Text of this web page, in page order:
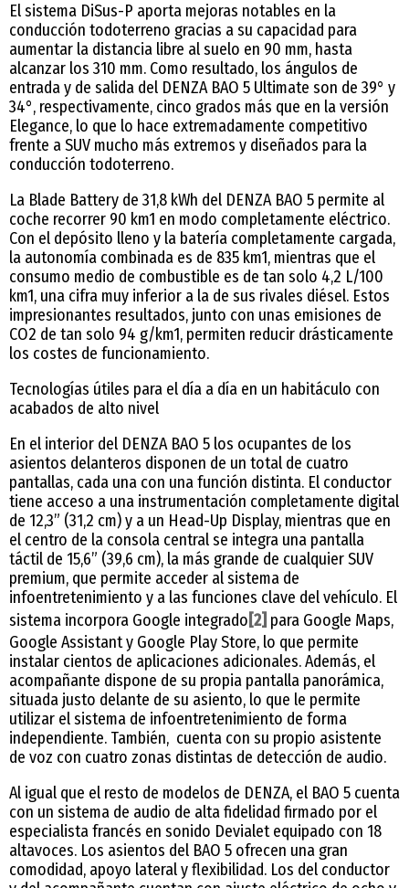
El sistema DiSus-P aporta mejoras notables en la
conducción todoterreno gracias a su capacidad para
aumentar la distancia libre al suelo en 90 mm, hasta
alcanzar los 310 mm. Como resultado, los ángulos de
entrada y de salida del DENZA BAO 5 Ultimate son de 39° y
34°, respectivamente, cinco grados más que en la versión
Elegance, lo que lo hace extremadamente competitivo
frente a SUV mucho más extremos y diseñados para la
conducción todoterreno.
La Blade Battery de 31,8 kWh del DENZA BAO 5 permite al
coche recorrer 90 km1 en modo completamente eléctrico.
Con el depósito lleno y la batería completamente cargada,
la autonomía combinada es de 835 km1, mientras que el
consumo medio de combustible es de tan solo 4,2 L/100
km1, una cifra muy inferior a la de sus rivales diésel. Estos
impresionantes resultados, junto con unas emisiones de
CO2 de tan solo 94 g/km1, permiten reducir drásticamente
los costes de funcionamiento.
Tecnologías útiles para el día a día en un habitáculo con
acabados de alto nivel
En el interior del DENZA BAO 5 los ocupantes de los
asientos delanteros disponen de un total de cuatro
pantallas, cada una con una función distinta. El conductor
tiene acceso a una instrumentación completamente digital
de 12,3” (31,2 cm) y a un Head-Up Display, mientras que en
el centro de la consola central se integra una pantalla
táctil de 15,6” (39,6 cm), la más grande de cualquier SUV
premium, que permite acceder al sistema de
infoentretenimiento y a las funciones clave del vehículo. El
sistema incorpora Google integrado [2] para Google Maps,
Google Assistant y Google Play Store, lo que permite
instalar cientos de aplicaciones adicionales. Además, el
acompañante dispone de su propia pantalla panorámica,
situada justo delante de su asiento, lo que le permite
utilizar el sistema de infoentretenimiento de forma
independiente. También, cuenta con su propio asistente
de voz con cuatro zonas distintas de detección de audio.
Al igual que el resto de modelos de DENZA, el BAO 5 cuenta
con un sistema de audio de alta fidelidad firmado por el
especialista francés en sonido Devialet equipado con 18
altavoces. Los asientos del BAO 5 ofrecen una gran
comodidad, apoyo lateral y flexibilidad. Los del conductor